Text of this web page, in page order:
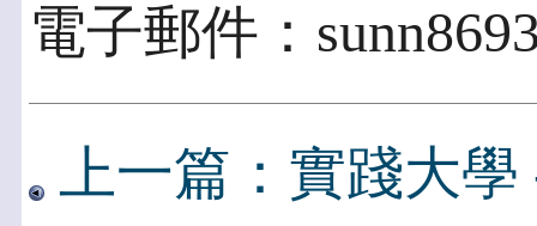
電子郵件：
上一篇：實踐大